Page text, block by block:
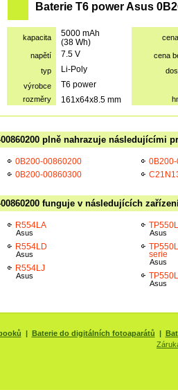
Baterie T6 power Asus
kapacita
5000 mAh
(38 Wh)
napětí 7.5 V
cena
typ
Li-Poly
výrobce
T6 power
rozměry 161x64x8.5 mm
plně nahrazuje následujícími
0B200-00860200
0B200-00860300
funguje v následujících
R554LA
Asus
R554LD
Asus
R554LJ
Asus
Asus
serie
Asus
Asus
| Baterie do digitálních fotoaparátů |